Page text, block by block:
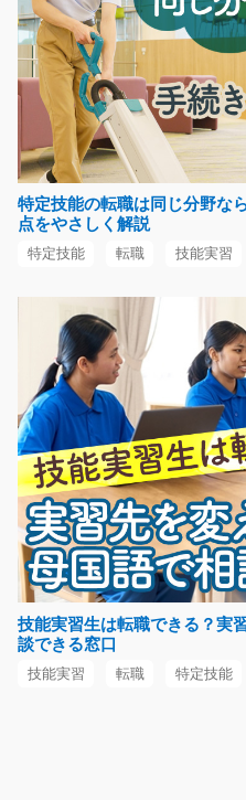
願いします★正社員登用…
長期（3ヶ月以上）
時給1100～1375円
長野県諏訪市
気
工場内のリフトオペレー
ト作業！フォークリ…
長期（3ヶ月以上）
時給1200円～
山口県山口市
気
オフィスビル内でのカ
7急募
未経験の方も大歓迎！オフ
～勤務可能です！社…
長期（3ヶ月以上）
時給1100円
特定技能の転職は同じ分野な
点をやさしく解説
特定技能 転職 技能実習
技能実習生は転職できる？実
談できる窓口
技能実習 転職 特定技能